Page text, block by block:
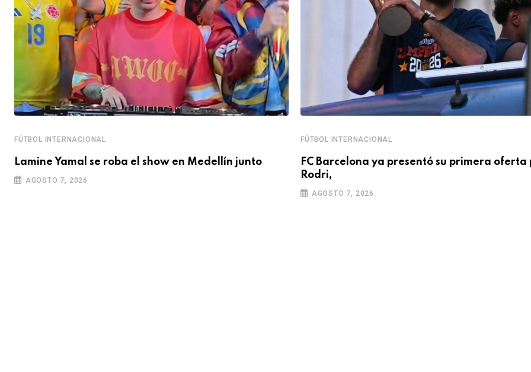
FÚTBOL INTERNACIONAL
Lamine Yamal se roba el show en Medellín junto
AGOSTO 7, 2026
FÚTBOL INTERNACIONAL
FC Barcelona ya presentó su primera oferta
Rodri,
AGOSTO 7, 2026